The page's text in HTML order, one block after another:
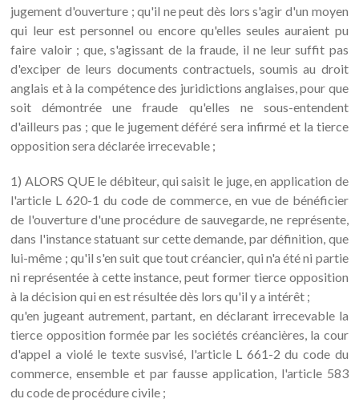
jugement d'ouverture ; qu'il ne peut dès lors s'agir d'un moyen
qui leur est personnel ou encore qu'elles seules auraient pu
faire valoir ; que, s'agissant de la fraude, il ne leur suffit pas
d'exciper de leurs documents contractuels, soumis au droit
anglais et à la compétence des juridictions anglaises, pour que
soit démontrée une fraude qu'elles ne sous-entendent
d'ailleurs pas ; que le jugement déféré sera infirmé et la tierce
opposition sera déclarée irrecevable ;
1) ALORS QUE le débiteur, qui saisit le juge, en application de
l'article L 620-1 du code de commerce, en vue de bénéficier
de l'ouverture d'une procédure de sauvegarde, ne représente,
dans l'instance statuant sur cette demande, par définition, que
lui-même ; qu'il s'en suit que tout créancier, qui n'a été ni partie
ni représentée à cette instance, peut former tierce opposition
à la décision qui en est résultée dès lors qu'il y a intérêt ;
qu'en jugeant autrement, partant, en déclarant irrecevable la
tierce opposition formée par les sociétés créancières, la cour
d'appel a violé le texte susvisé, l'article L 661-2 du code du
commerce, ensemble et par fausse application, l'article 583
du code de procédure civile ;